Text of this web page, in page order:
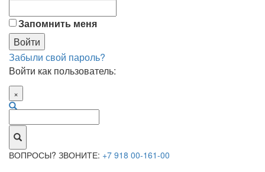
Запомнить меня
Забыли свой пароль?
Войти как пользователь:
×
ВОПРОСЫ? ЗВОНИТЕ: +7 918 00-161-00